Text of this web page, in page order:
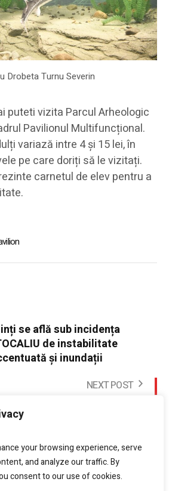
your browsing experience, serve
and analyze our traffic. By
consent to our use of cookies.
Drobeta Turnu Severin
puteti vizita Parcul Arheologic
Pavilionul Multifuncțional.
variază intre 4 și 15 lei, în
pe care doriți să le vizitați.
carnetul de elev pentru a
se află sub incidența
de instabilitate
și inundații
NEXT POST
de vacanta la Muzeul